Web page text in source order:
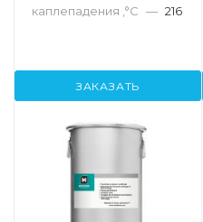
каплепадения ,°C — 216
ЗАКАЗАТЬ